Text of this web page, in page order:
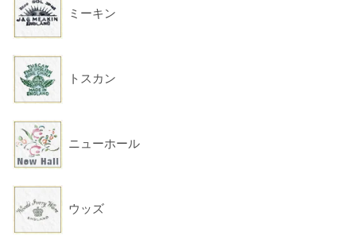
ミーキン
トスカン
ニューホール
ウッズ